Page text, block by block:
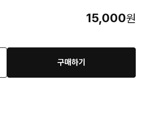
15,000원
구매하기